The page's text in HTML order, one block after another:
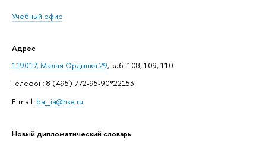
Учебный офис
Адрес
119017, Малая Ордынка 29, каб. 108, 109, 110
Телефон: 8 (495) 772-95-90*22153
E-mail: ba_ia@hse.ru
Новый дипломатический словарь